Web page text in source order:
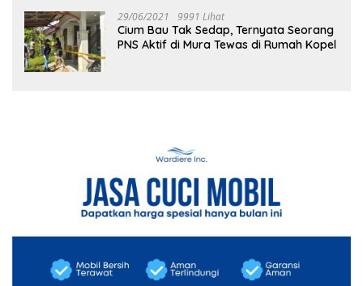
29/06/2021 9991 Lihat
Cium Bau Tak Sedap, Ternyata Seorang
PNS Aktif di Mura Tewas di Rumah Kopel